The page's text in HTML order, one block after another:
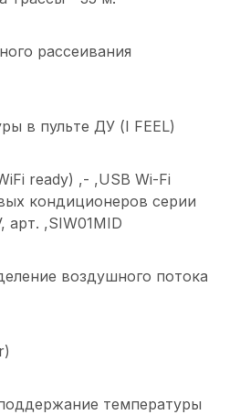
рассеивания
в пульте ДУ (I FEEL)
ready) ,- ,USB Wi-Fi
кондиционеров серии
арт. ,SIW01MID
воздушного потока
температуры